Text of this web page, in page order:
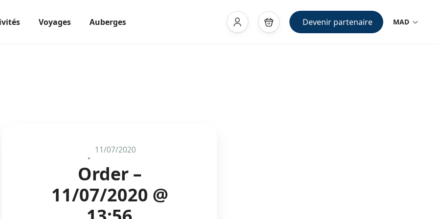
Voyages Auberges Devenir partenaire MAD
11/07/2020
Order –
11/07/2020 @